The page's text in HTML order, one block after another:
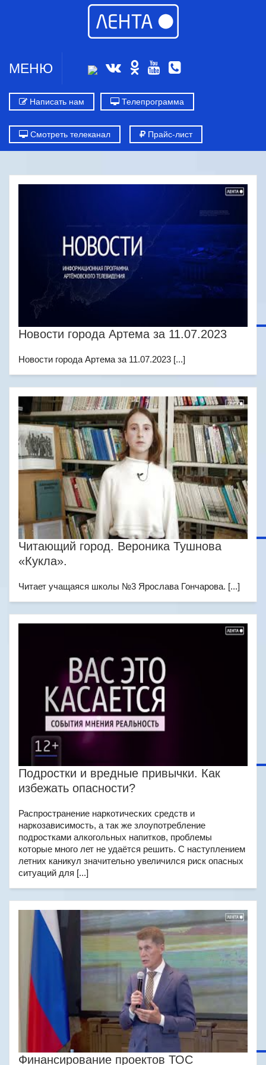
МЕНЮ
Написать нам Телепрограмма
Смотреть телеканал Прайс-лист
Новости города Артема за 11.07.2023
Новости города Артема за 11.07.2023 [...]
Читающий город. Вероника Тушнова
«Кукла».
Читает учащаяся школы №3 Ярослава Гончарова. [...]
Подростки и вредные привычки. Как
избежать опасности?
Распространение наркотических средств и
наркозависимость, а так же злоупотребление
подростками алкогольных напитков, проблемы
которые много лет не удаётся решить. С наступлением
летних каникул значительно увеличился риск опасных
ситуаций для [...]
Финансирование проектов ТОС